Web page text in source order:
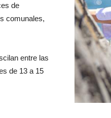
de
comunales,
entre las
de 13 a 15